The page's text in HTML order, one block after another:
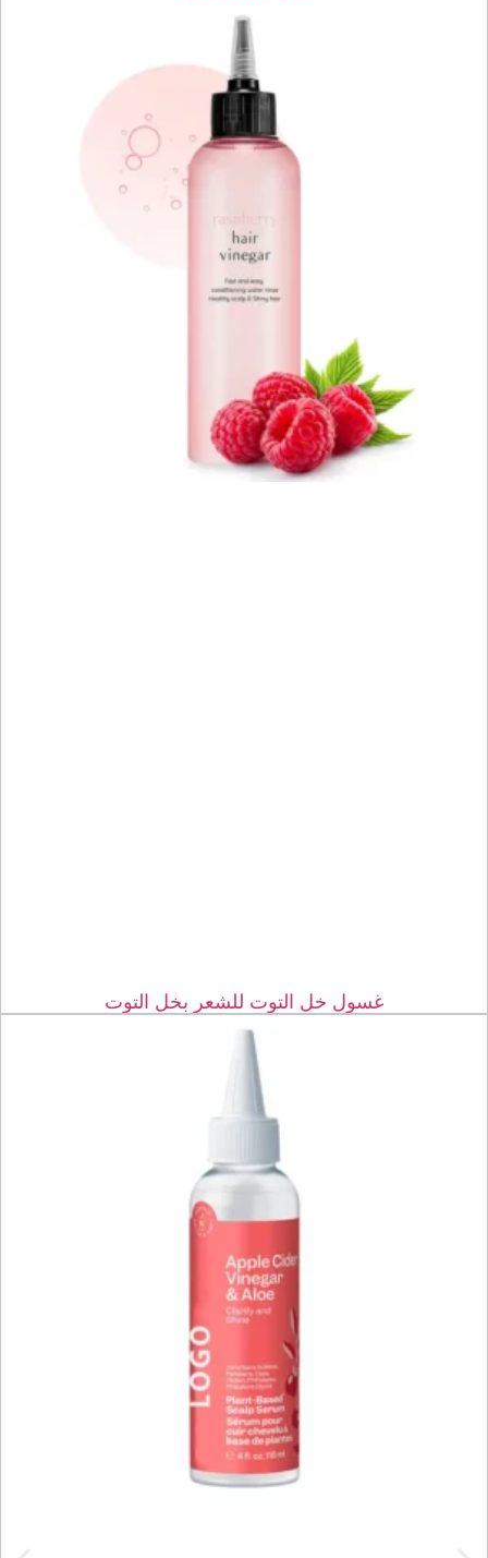
غسول خل التوت للشعر بخل التوت